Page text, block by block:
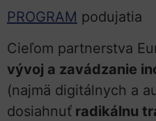
PROGRAM podujatia
Cieľom partnerstva
vývoj a zavádzanie
(najmä digitálnych a
dosiahnuť radikálnu